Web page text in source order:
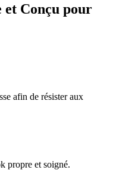
et Conçu pour
afin de résister aux
propre et soigné.